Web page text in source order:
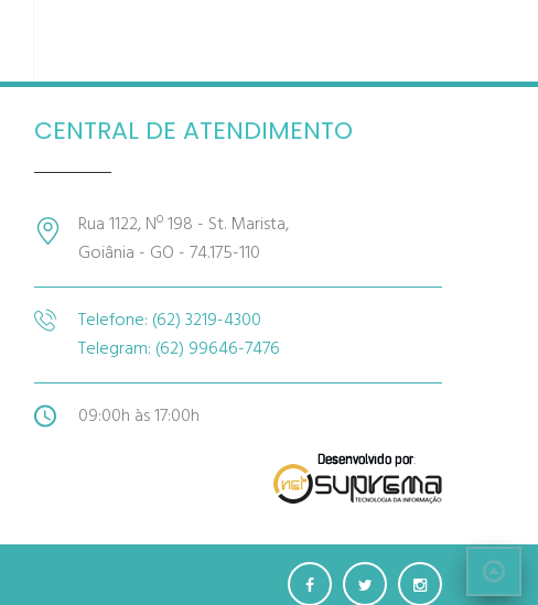
CENTRAL DE ATENDIMENTO
Rua 1122, Nº 198 - St. Marista,
Goiânia - GO - 74.175-110
Telefone: (62) 3219-4300
Telegram: (62) 99646-7476
09:00h às 17:00h